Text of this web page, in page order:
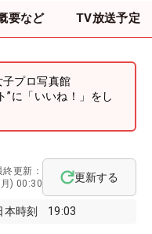
要など TV放送予定
子プロ写真館
”に「いいね！」をし
本時刻 19:03
更新：
) 00:30
更新する